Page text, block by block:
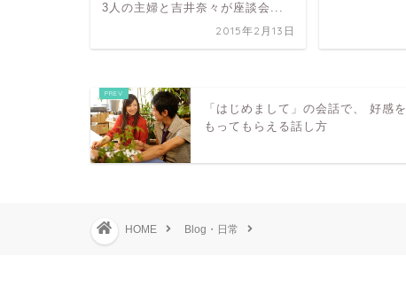
3人の主婦と吉井奈々が座談会...
2015年2月13日
「はじめまして」の会話で、 好感を
もってもらえる話し方
HOME Blog・日常